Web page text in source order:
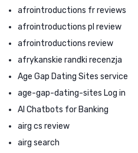
afrointroductions fr reviews
afrointroductions pl review
afrointroductions review
afrykanskie randki recenzja
Age Gap Dating Sites service
age-gap-dating-sites Log in
AI Chatbots for Banking
airg cs review
airg search